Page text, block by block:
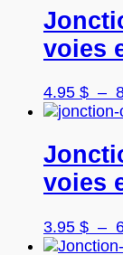
voies
4.95 $ –
voies
3.95 $ –